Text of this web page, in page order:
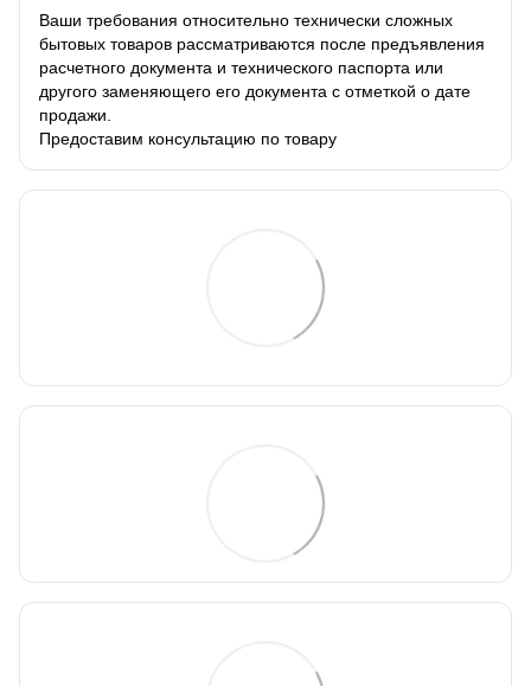
Ваши требования относительно технически сложных
бытовых товаров рассматриваются после предъявления
расчетного документа и технического паспорта или
другого заменяющего его документа с отметкой о дате
продажи.
Предоставим консультацию по товару